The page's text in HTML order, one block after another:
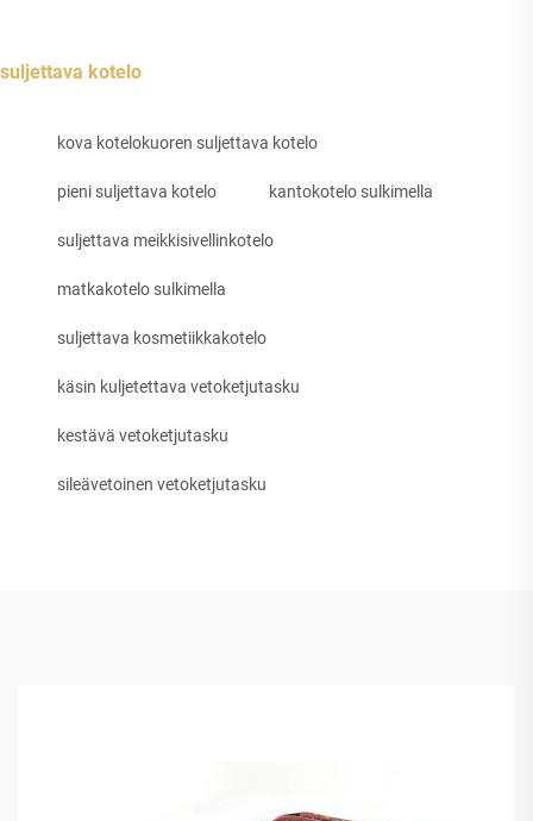
suljettava kotelo
kova kotelokuoren suljettava kotelo
pieni suljettava kotelo kantokotelo sulkimella
suljettava meikkisivellinkotelo
matkakotelo sulkimella
suljettava kosmetiikkakotelo
käsin kuljetettava vetoketjutasku
kestävä vetoketjutasku
sileävetoinen vetoketjutasku